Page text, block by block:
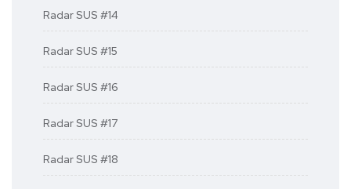
Radar SUS #14
Radar SUS #15
Radar SUS #16
Radar SUS #17
Radar SUS #18